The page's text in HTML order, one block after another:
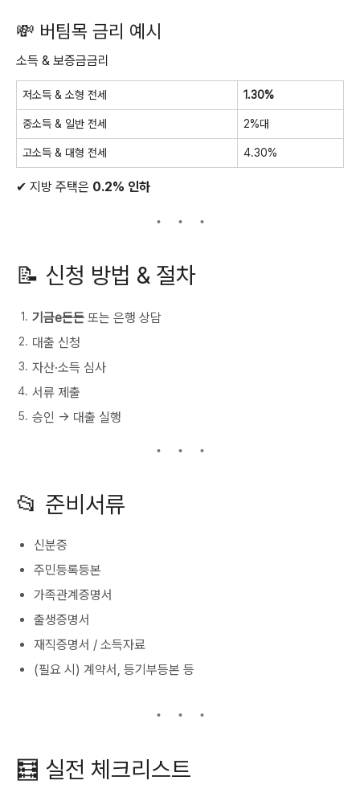
💸 버팀목 금리 예시
소득 & 보증금금리
저소득 & 소형 전세 1.30%
중소득 & 일반 전세 2%대
고소득 & 대형 전세 4.30%
✔ 지방 주택은 0.2% 인하
📝 신청 방법 & 절차
기금e든든 또는 은행 상담
대출 신청
자산·소득 심사
서류 제출
승인 → 대출 실행
📂 준비서류
신분증
주민등록등본
가족관계증명서
출생증명서
재직증명서 / 소득자료
(필요 시) 계약서, 등기부등본 등
🧮 실전 체크리스트